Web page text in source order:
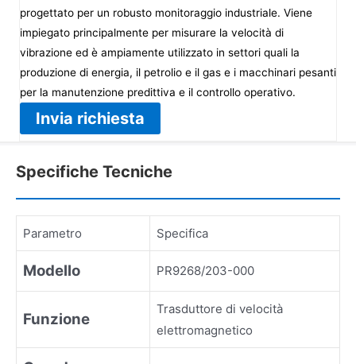
progettato per un robusto monitoraggio industriale. Viene
impiegato principalmente per misurare la velocità di
vibrazione ed è ampiamente utilizzato in settori quali la
produzione di energia, il petrolio e il gas e i macchinari pesanti
per la manutenzione predittiva e il controllo operativo.
Invia richiesta
Specifiche Tecniche
Parametro Specifica
Modello PR9268/203-000
Funzione
Trasduttore di velocità
elettromagnetico